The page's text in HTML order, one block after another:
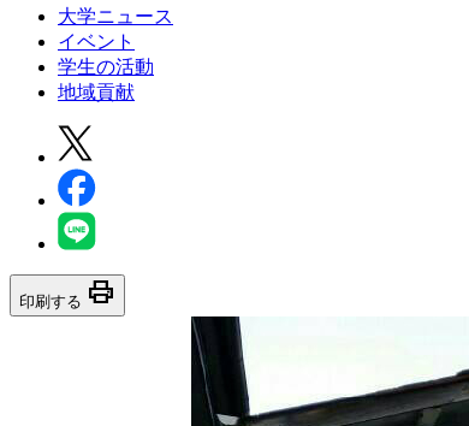
大学ニュース
イベント
学生の活動
地域貢献
印刷する print